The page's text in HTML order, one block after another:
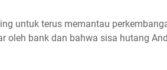
untuk terus memantau
oleh bank dan bahwa sisa hutang